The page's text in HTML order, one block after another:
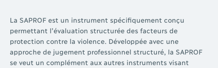
La SAPROF est un instrument spécifiquement conçu
permettant l’évaluation structurée des facteurs de
protection contre la violence. Développée avec une
approche de jugement professionnel structuré, la SAPROF
se veut un complément aux autres instruments visant